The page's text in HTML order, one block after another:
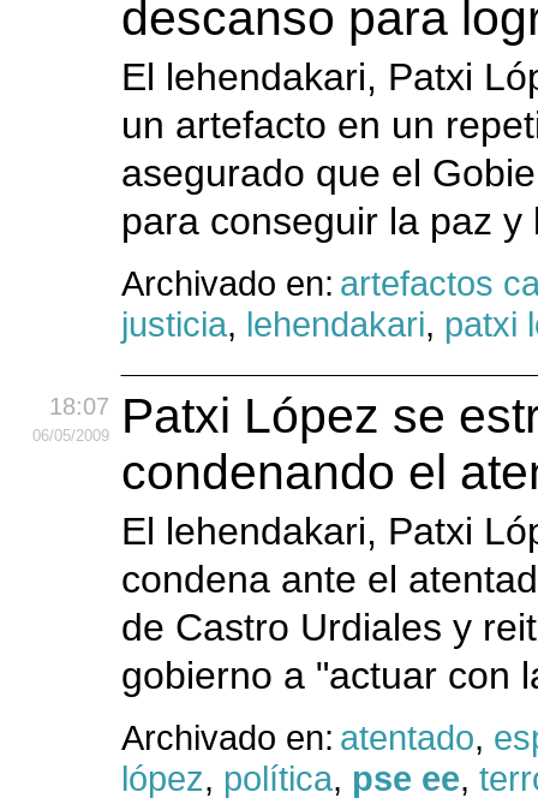
descanso para
El lehendakari, Patxi
un artefacto en un
asegurado que el
para conseguir la paz
Archivado en: artefactos
justicia, lehendakari, patxi
18:07
06/05/2009
Patxi López se
condenando el
El lehendakari, Patxi
condena ante el
de Castro Urdiales y
gobierno a "actuar con
Archivado en: atentado,
lópez, política, pse ee,